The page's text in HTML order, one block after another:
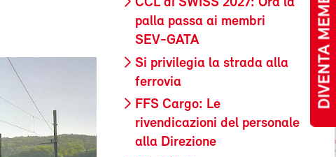
DIVENTA MEMBRO
CCL di SWISS 2027: Ora la
palla passa ai membri
SEV-GATA
Si privilegia la strada alla
ferrovia
FFS Cargo: Le
rivendicazioni del personale
alla Direzione